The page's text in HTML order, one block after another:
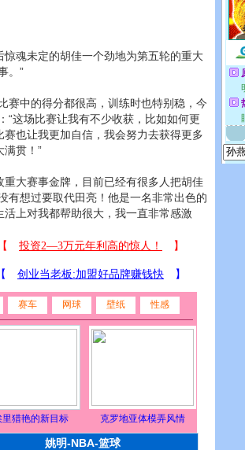
魂未定的胡佳一个劲地为第五轮的重大
。”
中的得分都很高，训练时也特别稳，今
“这场比赛让我有不少收获，比如如何更
也让我更加自信，我会努力去获得更多
贯！”
大赛事金牌，目前已经有很多人把胡佳
有想过要取代田亮！他是一名非常出色的
上对我都帮助很大，我一直非常感激
赛车 网球 壁纸 性感
里猎艳的新目标 克罗地亚体模弄风情
姚明-NBA-篮球